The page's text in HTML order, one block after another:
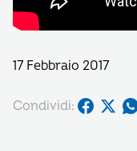
17 Febbraio 2017
Condividi: